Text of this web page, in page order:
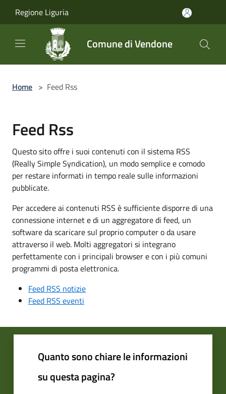
Regione Liguria
Comune di Vendone
Home > Feed Rss
Feed Rss
Questo sito offre i suoi contenuti con il sistema RSS
(Really Simple Syndication), un modo semplice e comodo
per restare informati in tempo reale sulle informazioni
pubblicate.
Per accedere ai contenuti RSS è sufficiente disporre di una
connessione internet e di un aggregatore di feed, un
software da scaricare sul proprio computer o da usare
attraverso il web. Molti aggregatori si integrano
perfettamente con i principali browser e con i più comuni
programmi di posta elettronica.
Feed RSS notizie
Feed RSS eventi
Quanto sono chiare le informazioni
su questa pagina?